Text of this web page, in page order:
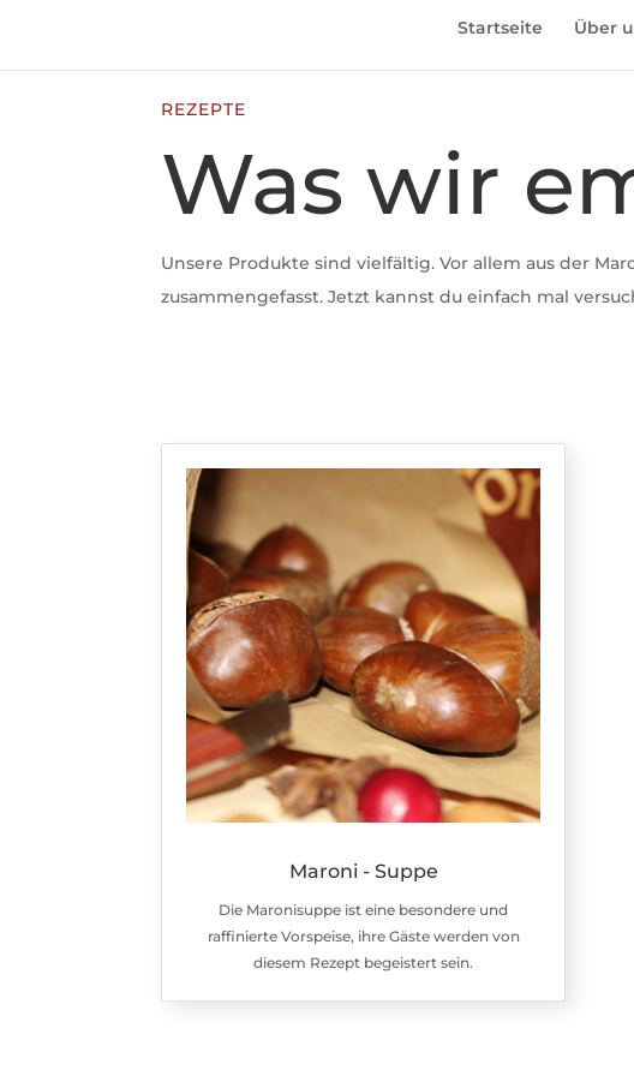
Startseite Über
REZEPTE
Was wir
Unsere Produkte sind vielfältig. Vor allem aus der
zusammengefasst. Jetzt kannst du einfach mal
Maroni - Suppe
Die Maronisuppe ist eine besondere und
raffinierte Vorspeise, ihre Gäste werden von
diesem Rezept begeistert sein.